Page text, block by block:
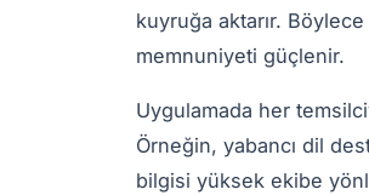
kuyruğa aktarır.
memnuniyeti güçlenir.
Uygulamada her
Örneğin, yabancı dil
bilgisi yüksek ekibe